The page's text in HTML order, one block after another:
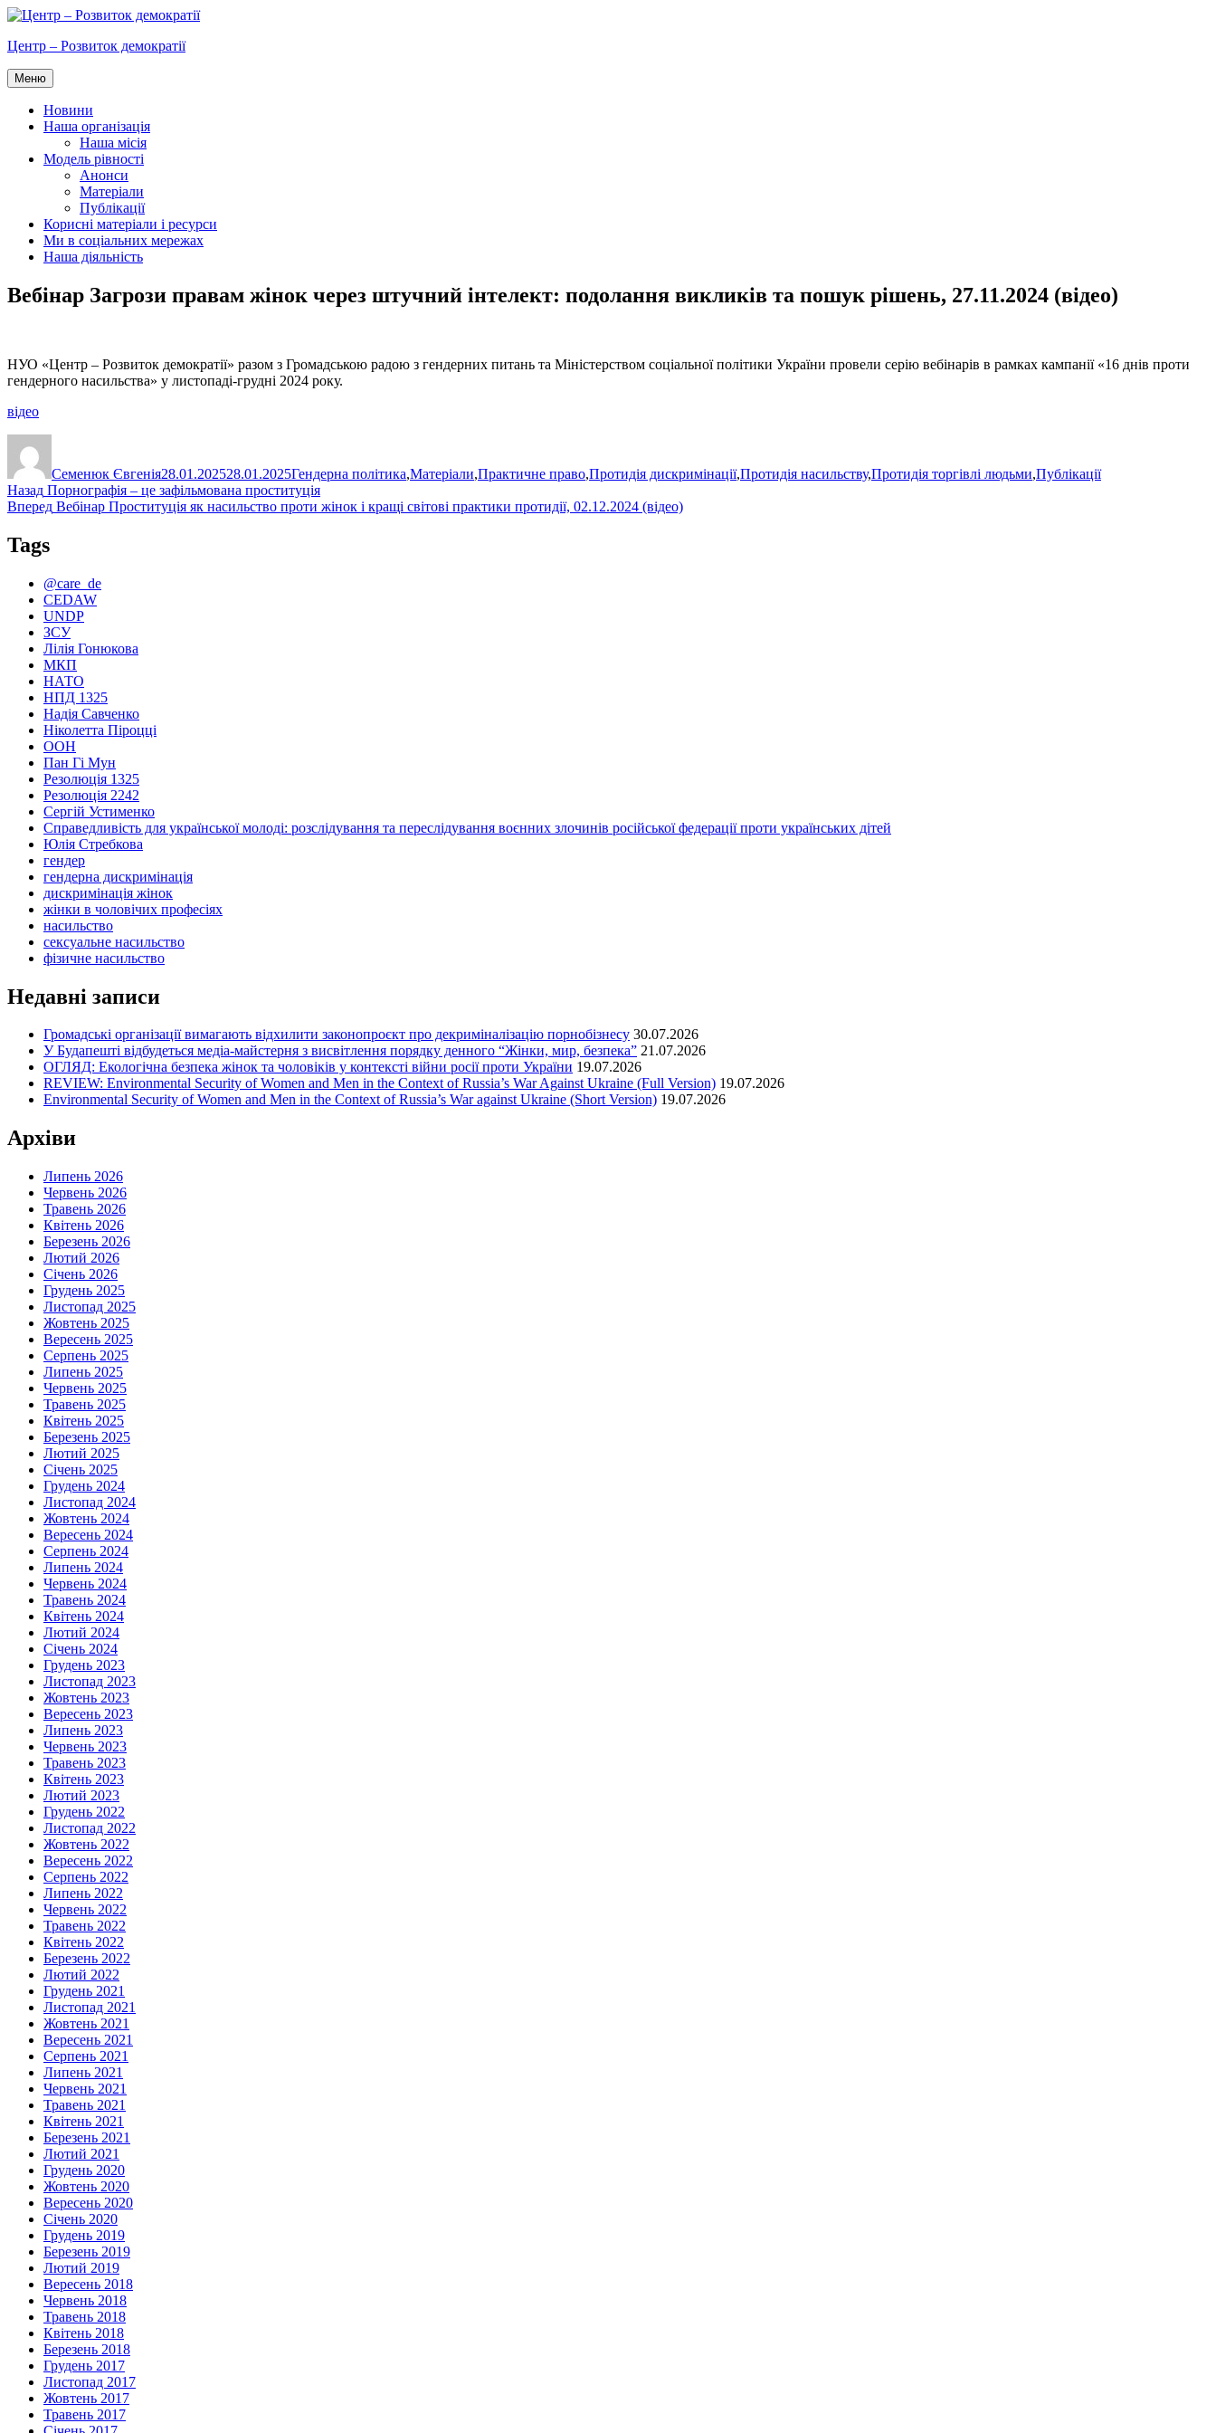
Перейти
вмісту
Центр – Розвиток демократії
Меню
Новини
Наша організація
Наша місія
Модель рівності
Анонси
Матеріали
Публікації
Корисні матеріали і ресурси
Ми в соціальних мережах
Наша діяльність
Вебінар Загрози правам жінок через штучний інтелект: подолання викликів та пошук рішень, 27.11.2024 (відео)
НУО «Центр – Розвиток демократії» разом з Громадською радою з гендерних питань та Міністерством соціальної політики України провели серію вебінарів в рамках кампанії «16 днів проти
гендерного насильства» у листопаді-грудні 2024 року.
відео
Семенюк Євгенія28.01.202528.01.2025Гендерна політика,Матеріали,Практичне право,Протидія дискримінації,Протидія насильству,Протидія торгівлі людьми,Публікації
Навігація
записів
Назад Попередній
запис:
Порнографія – це зафільмована проституція
Вперед Наступний
Вебінар Проституція як насильство проти жінок і кращі світові практики протидії, 02.12.2024 (відео)
Tags
@care_de
CEDAW
UNDP
ЗСУ
Лілія Гонюкова
МКП
НАТО
НПД 1325
Надія Савченко
Ніколетта Піроцці
ООН
Пан Гі Мун
Резолюція 1325
Резолюція 2242
Сергій Устименко
Справедливість для української молоді: розслідування та переслідування воєнних злочинів російської федерації проти українських дітей
Юлія Стребкова
гендер
гендерна дискримінація
дискримінація жінок
жінки в чоловічих професіях
насильство
сексуальне насильство
фізичне насильство
Недавні записи
Громадські організації вимагають відхилити законопроєкт про декриміналізацію порнобізнесу 30.07.2026
У Будапешті відбудеться медіа-майстерня з висвітлення порядку денного “Жінки, мир, безпека” 21.07.2026
ОГЛЯД: Екологічна безпека жінок та чоловіків у контексті війни росії проти України 19.07.2026
REVIEW: Environmental Security of Women and Men in the Context of Russia’s War Against Ukraine (Full Version) 19.07.2026
Environmental Security of Women and Men in the Context of Russia’s War against Ukraine (Short Version) 19.07.2026
Архіви
Липень 2026
Червень 2026
Травень 2026
Квітень 2026
Березень 2026
Лютий 2026
Січень 2026
Грудень 2025
Листопад 2025
Жовтень 2025
Вересень 2025
Серпень 2025
Липень 2025
Червень 2025
Травень 2025
Квітень 2025
Березень 2025
Лютий 2025
Січень 2025
Грудень 2024
Листопад 2024
Жовтень 2024
Вересень 2024
Серпень 2024
Липень 2024
Червень 2024
Травень 2024
Квітень 2024
Лютий 2024
Січень 2024
Грудень 2023
Листопад 2023
Жовтень 2023
Вересень 2023
Липень 2023
Червень 2023
Травень 2023
Квітень 2023
Лютий 2023
Грудень 2022
Листопад 2022
Жовтень 2022
Вересень 2022
Серпень 2022
Липень 2022
Червень 2022
Травень 2022
Квітень 2022
Березень 2022
Лютий 2022
Грудень 2021
Листопад 2021
Жовтень 2021
Вересень 2021
Серпень 2021
Липень 2021
Червень 2021
Травень 2021
Квітень 2021
Березень 2021
Лютий 2021
Грудень 2020
Жовтень 2020
Вересень 2020
Січень 2020
Грудень 2019
Березень 2019
Лютий 2019
Вересень 2018
Червень 2018
Травень 2018
Квітень 2018
Березень 2018
Грудень 2017
Листопад 2017
Жовтень 2017
Травень 2017